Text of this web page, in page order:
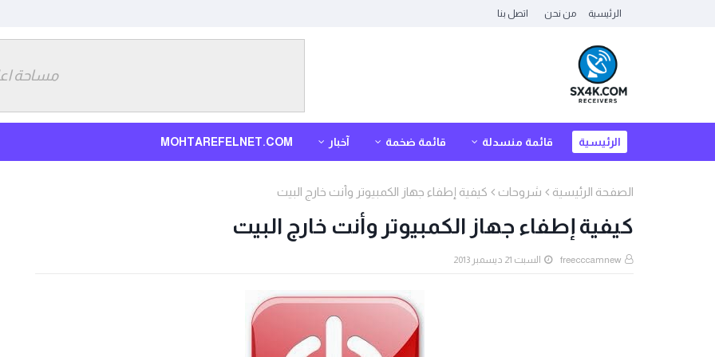
الرئيسية من نحن اتصل بنا
مساحة
الرئيسية قائمة منسدلة قائمة ضخمة آخبار MOHTAREFELNET.COM
الصفحة الرئيسية شروحات كيفية إطفاء جهاز الكمبيوتر وأنت خارج البيت
كيفية إطفاء جهاز الكمبيوتر وأنت خارج البيت
freecccamnew السبت 21 ديسمبر 2013